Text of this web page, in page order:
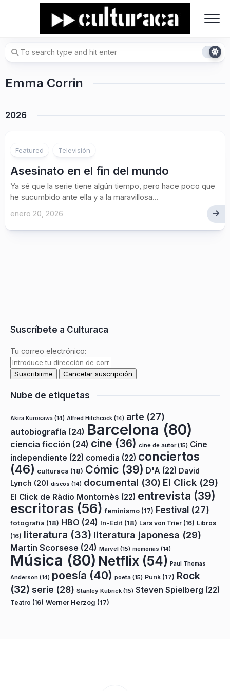
Emma Corrin
2026
Featured Televisión
Asesinato en el fin del mundo
Ya sé que la serie tiene algún tiempo, pero hace poco que
he sucumbido ante ella y a la maravillosa...
enero 20, 2026
Suscríbete a Culturaca
Tu correo electrónico:
Nube de etiquetas
Akira Kurosawa (14) Alfred Hitchcock (14) arte (27)
autobiografía (24) Barcelona (80)
ciencia ficción (24) cine (36) cine de autor(15) Cine
independiente (22) comedia (22) conciertos
(46) culturaca (18) Cómic (39) D'A (22) David
Lynch (20) discos (14) documental (30) El Click (29)
El Click de Ràdio Montornès (22) entrevista (39)
escritoras (56) feminismo (17) Festival (27)
fotografía (18) HBO (24) In-Edit (18) Lars von Trier (16) Libros
(16) literatura (33) literatura japonesa (29)
Martin Scorsese (24) Marvel (15) memorias (14)
Música (80) Netflix (54) Paul Thomas
Anderson (14) poesía (40) poeta (15) Punk (17) Rock
(32) serie (28) Stanley Kubrick (15) Steven Spielberg (22)
Teatro (16) Werner Herzog (17)